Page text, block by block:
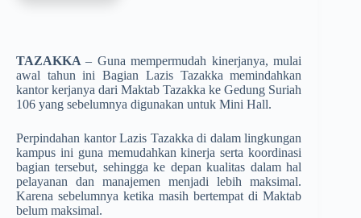
TAZAKKA– Guna mempermudah kinerjanya, mulai
awal tahun ini Bagian Lazis Tazakka­ memindahkan
kantor kerjanya dari Maktab Tazakka ke Gedung Suriah
106 yang sebelumnya digunakan untuk Mini Hall.
Perpindahan kantor Lazis Tazakka di dalam lingkungan
kampus ini guna memudahkan kinerja serta koordinasi
bagian tersebut, sehingga ke depan kualitas dalam hal
pelayanan dan manajemen menjadi lebih maksimal.
Karena sebelumnya ketika masih bertempat di Maktab
belum maksimal.